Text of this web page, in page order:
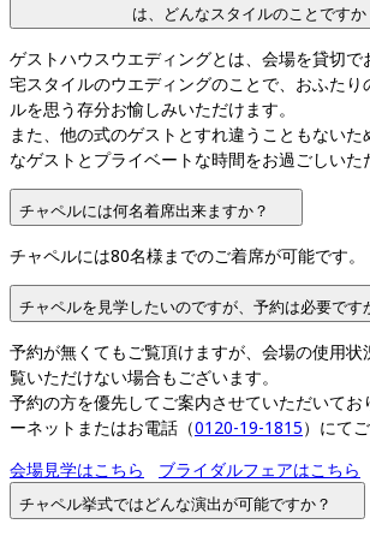
は、どんなスタイルのことですか
ゲストハウスウエディングとは、会場を貸切で
宅スタイルのウエディングのことで、おふたり
ルを思う存分お愉しみいただけます。
また、他の式のゲストとすれ違うこともないた
なゲストとプライベートな時間をお過ごしいた
チャペルには何名着席出来ますか？
チャペルには80名様までのご着席が可能です。
チャペルを見学したいのですが、予約は必要です
予約が無くてもご覧頂けますが、会場の使用状
覧いただけない場合もございます。
予約の方を優先してご案内させていただいてお
ーネットまたはお電話（0120-19-1815）にて
会場見学はこちら
ブライダルフェアはこちら
チャペル挙式ではどんな演出が可能ですか？